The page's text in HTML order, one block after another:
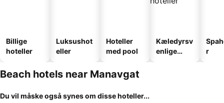
Billige
hoteller
Luksushot
eller
Hoteller
med pool
Kæledyrsv
enlige
r
Beach hotels near Manavgat
Du vil måske også synes om disse hoteller...